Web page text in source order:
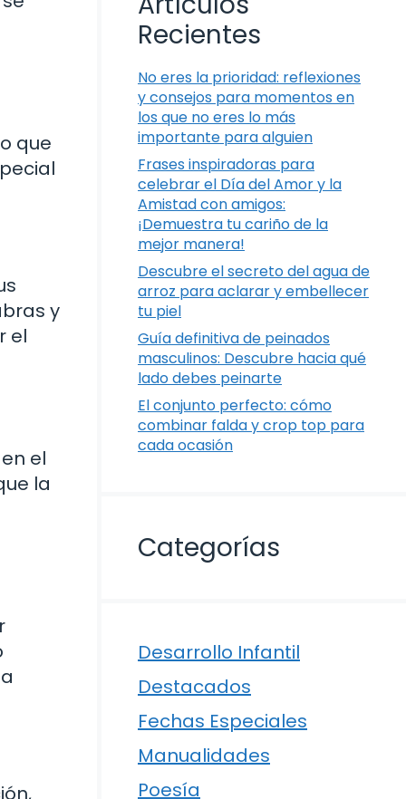
que
y
el
el
la
Recientes
No eres la prioridad: reflexiones
y consejos para momentos en
los que no eres lo más
importante para alguien
Frases inspiradoras para
celebrar el Día del Amor y la
Amistad con amigos:
¡Demuestra tu cariño de la
mejor manera!
Descubre el secreto del agua de
arroz para aclarar y embellecer
tu piel
Guía definitiva de peinados
masculinos: Descubre hacia qué
lado debes peinarte
El conjunto perfecto: cómo
combinar falda y crop top para
cada ocasión
Categorías
Desarrollo Infantil
Destacados
Fechas Especiales
Manualidades
Poesía